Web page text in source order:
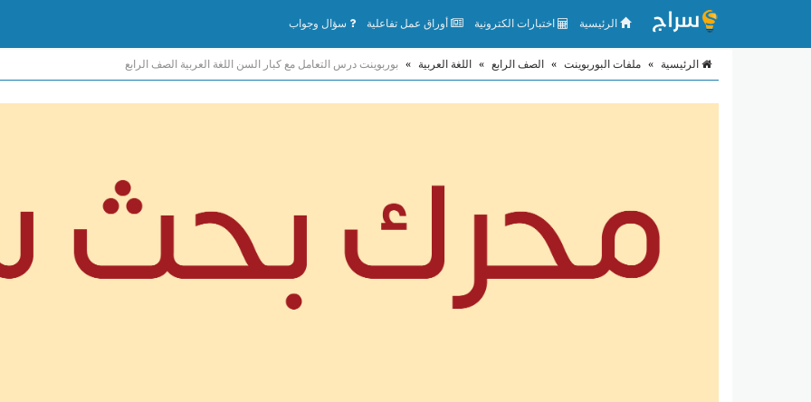
الرئيسية اختبارات الكترونية أوراق عمل تفاعلية سؤال وجواب
الرئيسية » ملفات البوربوينت » الصف الرابع » اللغة العربية » بوربوينت درس التعامل مع كبار السن اللغة العربية الصف الرابع